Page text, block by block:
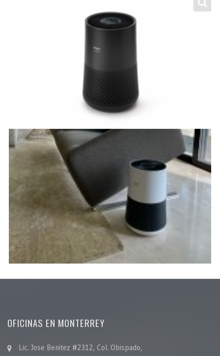
Winix A230/231
OFICINAS EN MONTERREY
Lic. Jose Benitez #2312, Col. Obispado,